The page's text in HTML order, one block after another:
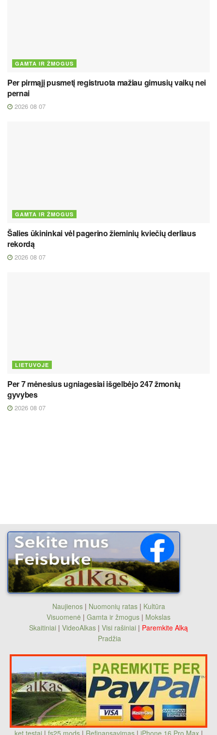
GAMTA IR ŽMOGUS
Per pirmąjį pusmetį registruota mažiau gimusių vaikų nei
pernai
2026 08 07
GAMTA IR ŽMOGUS
Šalies ūkininkai vėl pagerino žieminių kviečių derliaus
rekordą
2026 08 07
LIETUVOJE
Per 7 mėnesius ugniagesiai išgelbėjo 247 žmonių
gyvybes
2026 08 07
Naujienos| Nuomonių ratas| Kultūra
Visuomenė | Gamta ir žmogus | Mokslas
Skaitiniai | VideoAlkas | Visi rašiniai | Paremkite Alką
Pradžia